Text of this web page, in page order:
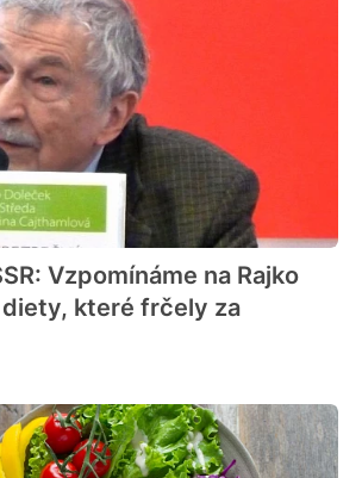
Vzpomínáme na Rajko
diety, které frčely za